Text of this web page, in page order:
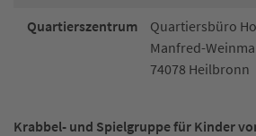
Quartierszentrum
Quartiersbüro
Manfred-
74078 Heilbronn
Krabbel- und Spielgruppe für Kinder